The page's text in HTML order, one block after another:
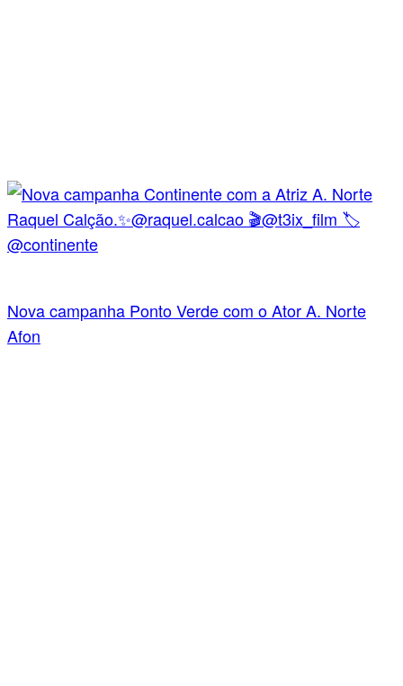
Nova campanha Ponto Verde com o Ator A. Norte
Afon